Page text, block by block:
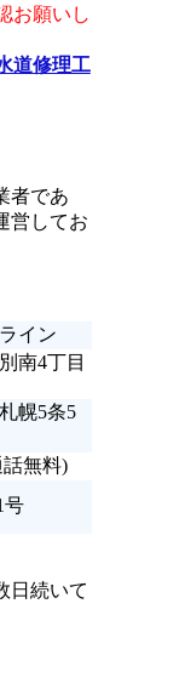
お願いし
道修理工
者であ
営してお
イン
南4丁目
幌5条5
話無料)
号
日続いて